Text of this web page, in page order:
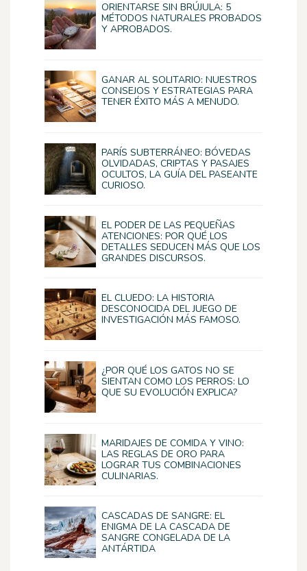
ORIENTARSE SIN BRÚJULA: 5
MÉTODOS NATURALES PROBADOS
Y APROBADOS.
GANAR AL SOLITARIO: NUESTROS
CONSEJOS Y ESTRATEGIAS PARA
TENER ÉXITO MÁS A MENUDO.
PARÍS SUBTERRÁNEO: BÓVEDAS
OLVIDADAS, CRIPTAS Y PASAJES
OCULTOS, LA GUÍA DEL PASEANTE
CURIOSO.
EL PODER DE LAS PEQUEÑAS
ATENCIONES: POR QUÉ LOS
DETALLES SEDUCEN MÁS QUE LOS
GRANDES DISCURSOS.
EL CLUEDO: LA HISTORIA
DESCONOCIDA DEL JUEGO DE
INVESTIGACIÓN MÁS FAMOSO.
¿POR QUÉ LOS GATOS NO SE
SIENTAN COMO LOS PERROS: LO
QUE SU EVOLUCIÓN EXPLICA?
MARIDAJES DE COMIDA Y VINO:
LAS REGLAS DE ORO PARA
LOGRAR TUS COMBINACIONES
CULINARIAS.
CASCADAS DE SANGRE: EL
ENIGMA DE LA CASCADA DE
SANGRE CONGELADA DE LA
ANTÁRTIDA